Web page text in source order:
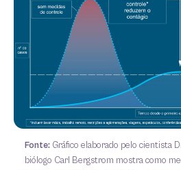
Fonte: Gráfico elaborado pelo cientista
biólogo Carl Bergstrom mostra como